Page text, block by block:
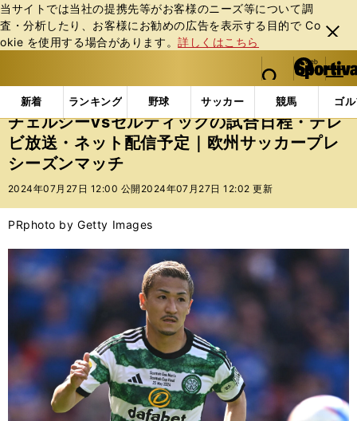
当サイトでは当社の提携先等がお客様のニーズ等について調
査・分析したり、お客様にお勧めの広告を表⽰する⽬的で Co
okie を使⽤する場合があります。詳しくはこちら
閉じ
る
web Sportiva (webスポルティーバ)
検索
マイペ
ー
ジ
メニュ
新着 ランキング 野球 サッカー 競馬 ゴ
b
ス
ポ
ル
テ
ー
バ
インフォメーション ニュース チェルシーvsセルテ
チェルシーvsセルティックの試合日程・テレ
ビ放送・ネット配信予定｜欧州サッカープレ
シーズンマッチ
2024年07月27日 12:00 公開 2024年07月27日 12:02 更新
PRphoto by Getty Images